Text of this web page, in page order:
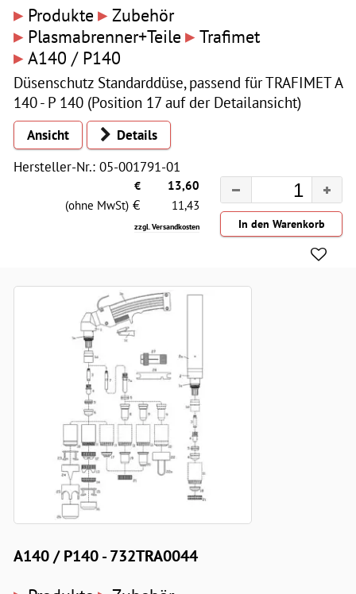
▸ Produkte ▸ Zubehör
▸ Plasmabrenner+Teile ▸ Trafimet
▸ A140 / P140
Düsenschutz Standarddüse, passend für TRAFIMET A
140 - P 140 (Position 17 auf der Detailansicht)
Ansicht
Details
Hersteller-Nr.: 05-001791-01
€
13,60
(ohne MwSt) € 11,43
zzgl. Versandkosten
A140 / P140 - 732TRA0044